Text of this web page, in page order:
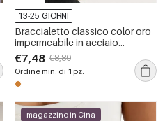
13-25 GIORNI
Braccialetto classico color oro
impermeabile in acciaio
inossidabile con catena da 1
pezzo
€7,48 €8,80
Ordine min. di 1 pz.
magazzino in Cina